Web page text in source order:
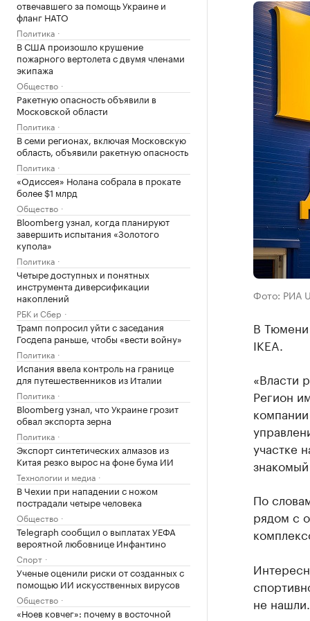
отвечавшего за помощь Украине и
фланг НАТО
Политика
В США произошло крушение
пожарного вертолета с двумя членами
экипажа
Общество
Ракетную опасность объявили в
Московской области
Политика
В семи регионах, включая Московскую
область, объявили ракетную опасность
Политика
«Одиссея» Нолана собрала в прокате
более $1 млрд
Общество
Bloomberg узнал, когда планируют
завершить испытания «Золотого
купола»
Политика
Четыре доступных и понятных
инструмента диверсификации
накоплений
РБК и Сбер
Трамп попросил уйти с заседания
Госдепа раньше, чтобы «вести войну»
Политика
Испания ввела контроль на границе
для путешественников из Италии
Политика
Bloomberg узнал, что Украине грозит
обвал экспорта зерна
Политика
Экспорт синтетических алмазов из
Китая резко вырос на фоне бума ИИ
Технологии и медиа
В Чехии при нападении с ножом
пострадали четыре человека
Общество
Telegraph сообщил о выплатах УЕФА
вероятной любовнице Инфантино
Спорт
Ученые оценили риски от созданных с
помощью ИИ искусственных вирусов
Общество
«Ноев ковчег»: почему в восточной
Фото: РИА
В Тюмени
IKEA.
«Власти
Регион
участке
По
рядом с
не